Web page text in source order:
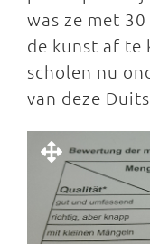
was ze met
de kunst af te
scholen nu
van deze